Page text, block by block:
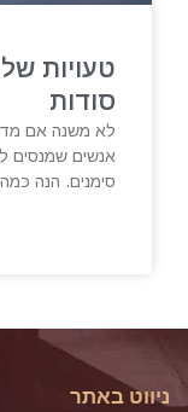
טעויות
סודות
לא משנה אם
אנשים שמנסים
סימנים. הנה כמה
ניווט באתר